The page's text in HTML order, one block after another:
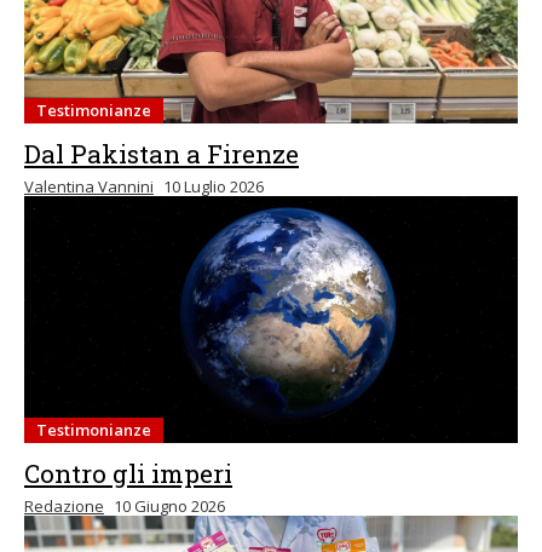
Testimonianze
Dal Pakistan a Firenze
Valentina Vannini 10 Luglio 2026
Testimonianze
Contro gli imperi
Redazione 10 Giugno 2026